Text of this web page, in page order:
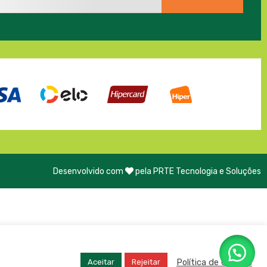
Desenvolvido com pela PRTE Tecnologia e Soluções
Aceitar Rejeitar Política de Cookies